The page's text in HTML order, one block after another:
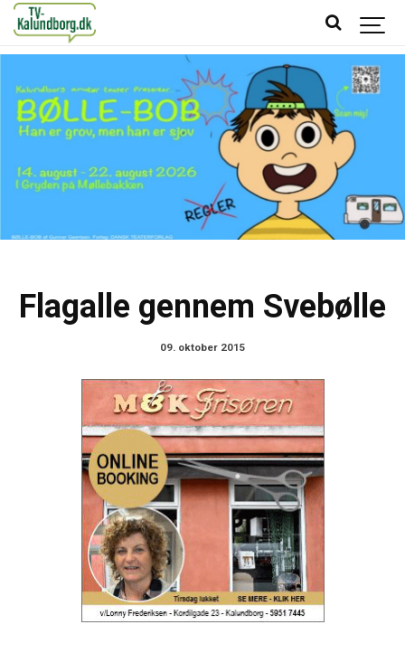
Flagalle gennem Svebølle
09. oktober 2015